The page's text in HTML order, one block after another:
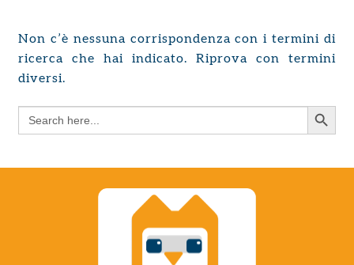
PRODOTTI
Espandi
il
child
PROGETTAZIONE EUROPEA
menu
child
Search
Non c’è nessuna corrispondenza con i termini di
ricerca che hai indicato. Riprova con termini
diversi.
Search
for:
Search Button